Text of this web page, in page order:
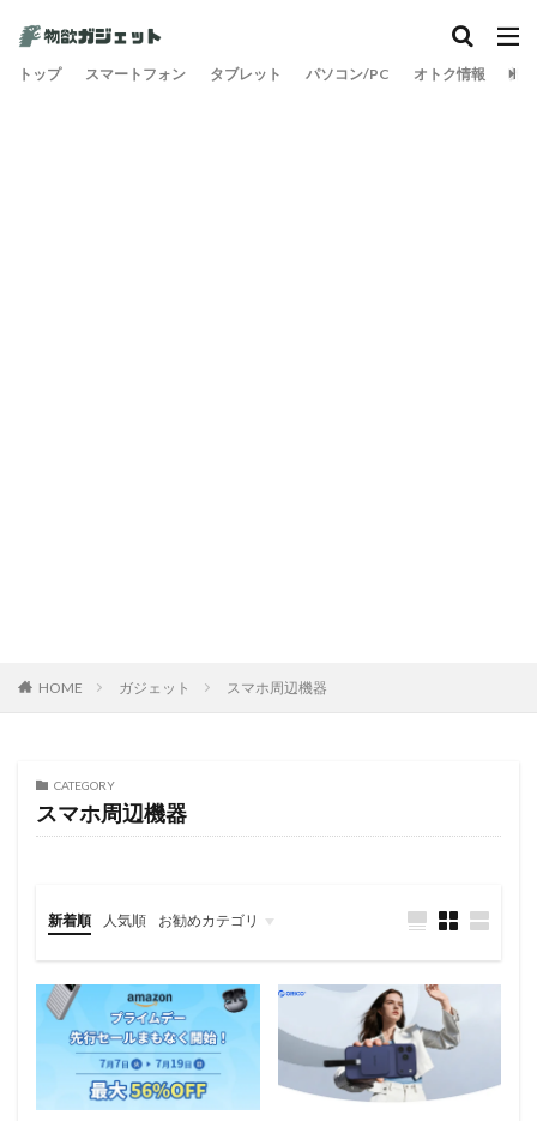
トップ スマートフォン タブレット パソコン/PC オトク情報 旅
HOME ガジェット スマホ周辺機器
CATEGORY
スマホ周辺機器
新着順 人気順 お勧めカテゴリ
カテゴリー